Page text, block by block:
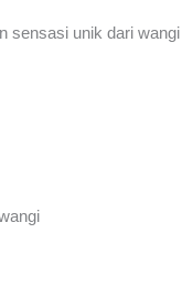
sensasi unik dari wangi